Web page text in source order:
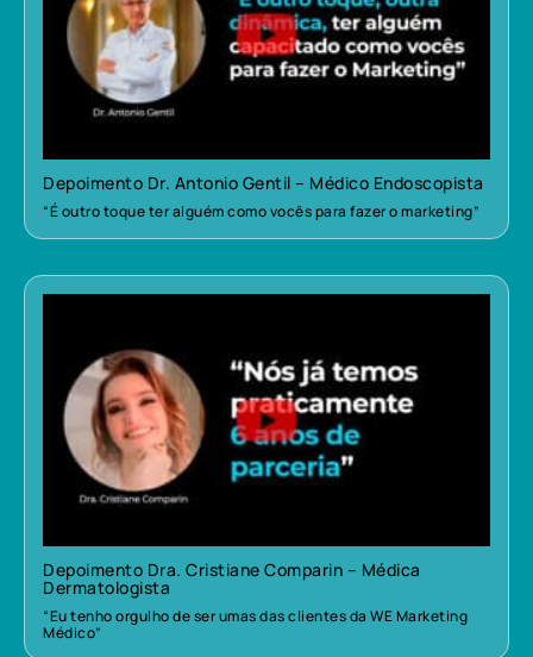
Depoimento Dr. Antonio Gentil – Médico Endoscopista
“É outro toque ter alguém como vocês para fazer o marketing”
Depoimento Dra. Cristiane Comparin – Médica
Dermatologista
“Eu tenho orgulho de ser umas das clientes da WE Marketing
Médico”